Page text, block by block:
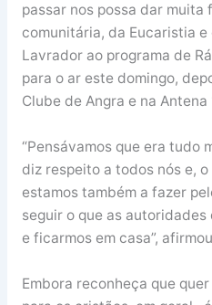
passar nos possa dar muita
comunitária, da Eucaristia e
Lavrador ao programa de
para o ar este domingo,
Clube de Angra e na Antena
“Pensávamos que era tudo
diz respeito a todos nós e,
estamos também a fazer
seguir o que as
e ficarmos em casa”,
Embora reconheça que